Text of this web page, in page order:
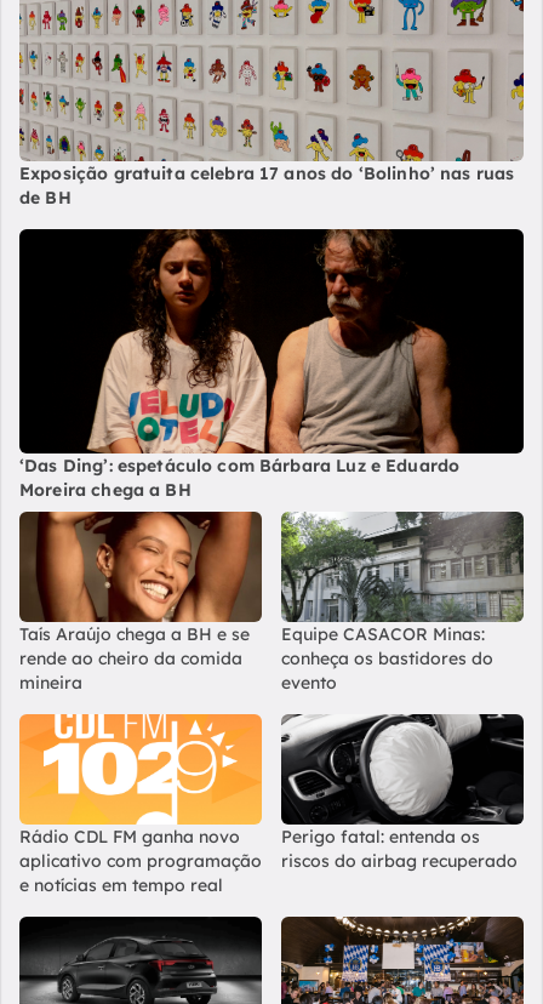
Exposição gratuita celebra 17 anos do ‘Bolinho’ nas ruas
de BH
‘Das Ding’: espetáculo com Bárbara Luz e Eduardo
Moreira chega a BH
Taís Araújo chega a BH e se
rende ao cheiro da comida
mineira
Equipe CASACOR Minas:
conheça os bastidores do
evento
Rádio CDL FM ganha novo
aplicativo com programação
e notícias em tempo real
Perigo fatal: entenda os
riscos do airbag recuperado